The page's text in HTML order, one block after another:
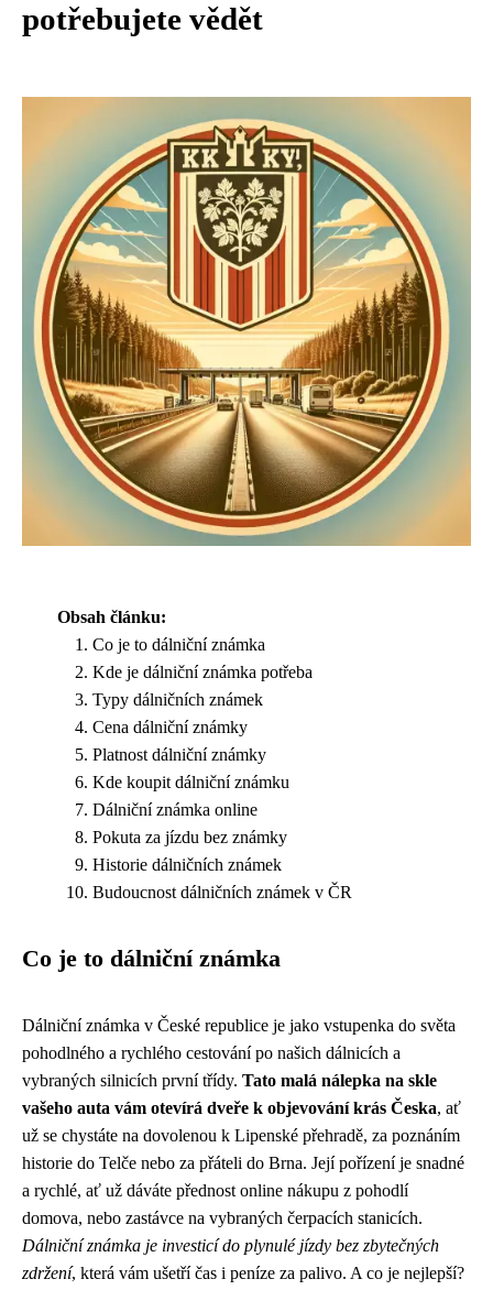
potřebujete vědět
Obsah článku:
Co je to dálniční známka
Kde je dálniční známka potřeba
Typy dálničních známek
Cena dálniční známky
Platnost dálniční známky
Kde koupit dálniční známku
Dálniční známka online
Pokuta za jízdu bez známky
Historie dálničních známek
Budoucnost dálničních známek v ČR
Co je to dálniční známka
Dálniční známka v České republice je jako vstupenka do světa
pohodlného a rychlého cestování po našich dálnicích a
vybraných silnicích první třídy. Tato malá nálepka na skle
vašeho auta vám otevírá dveře k objevování krás Česka, ať
už se chystáte na dovolenou k Lipenské přehradě, za poznáním
historie do Telče nebo za přáteli do Brna. Její pořízení je snadné
a rychlé, ať už dáváte přednost online nákupu z pohodlí
domova, nebo zastávce na vybraných čerpacích stanicích.
Dálniční známka je investicí do plynulé jízdy bez zbytečných
zdržení, která vám ušetří čas i peníze za palivo. A co je nejlepší?